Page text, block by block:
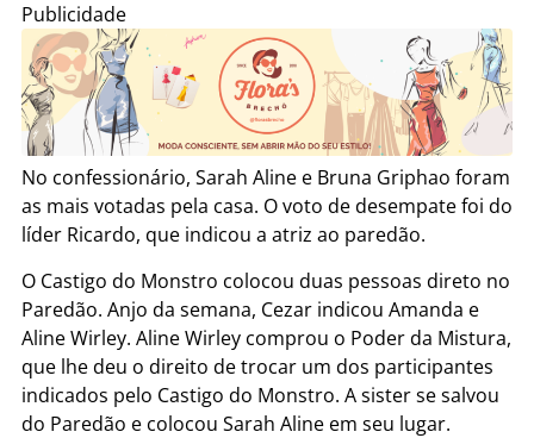
Publicidade
No confessionário, Sarah Aline e Bruna Griphao foram
as mais votadas pela casa. O voto de desempate foi do
líder Ricardo, que indicou a atriz ao paredão.
O Castigo do Monstro colocou duas pessoas direto no
Paredão. Anjo da semana, Cezar indicou Amanda e
Aline Wirley. Aline Wirley comprou o Poder da Mistura,
que lhe deu o direito de trocar um dos participantes
indicados pelo Castigo do Monstro. A sister se salvou
do Paredão e colocou Sarah Aline em seu lugar.